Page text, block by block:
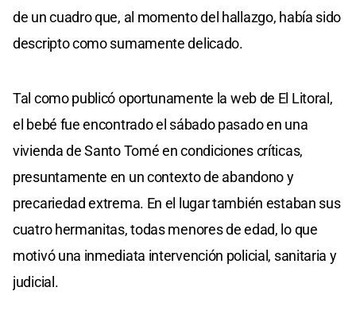
de un cuadro que, al momento del hallazgo, había sido
descripto como sumamente delicado.
Tal como publicó oportunamente la web de El Litoral,
el bebé fue encontrado el sábado pasado en una
vivienda de Santo Tomé en condiciones críticas,
presuntamente en un contexto de abandono y
precariedad extrema. En el lugar también estaban sus
cuatro hermanitas, todas menores de edad, lo que
motivó una inmediata intervención policial, sanitaria y
judicial.